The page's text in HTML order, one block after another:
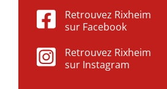
Retrouvez Rixheim
sur Facebook
Retrouvez Rixheim
sur Instagram